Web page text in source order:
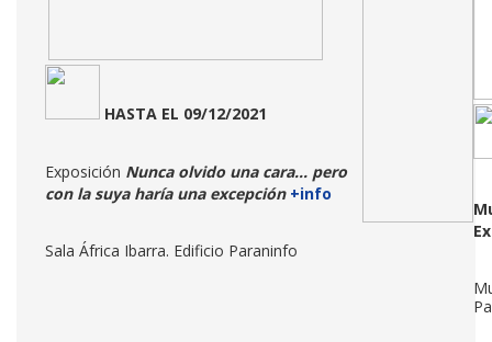
HASTA EL 09/12/2021
Exposición Nunca olvido una cara... pero
con la suya haría una excepción +info
Sala África Ibarra. Edificio Paraninfo